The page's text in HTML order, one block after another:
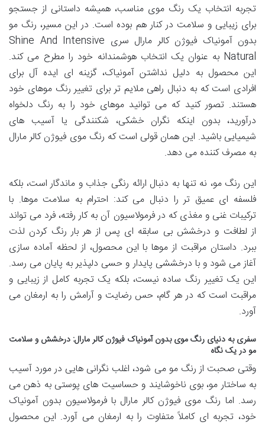
تجربه انتخاب یک رنگ موی مناسب، همیشه داستانی از جستجو
برای زیبایی و سلامت در کنار هم بوده است. در این مسیر، رنگ مو
بدون آمونیاک فیوژن کالر مارال سری Shine And Intensive
Natural به عنوان یک انتخاب هوشمندانه خود را مطرح می کند.
این محصول به دلیل نداشتن آمونیاک، گزینه ای ایده آل برای
افرادی است که به دنبال راهی ملایم تر برای تغییر رنگ موهای خود
هستند. تصور کنید که می توانید موهای خود را به رنگ دلخواه
درآورید، بدون اینکه نگران خشکی، شکنندگی یا آسیب های
شیمیایی باشید. این همان قولی است که رنگ موی فیوژن کالر مارال
به مصرف کننده می دهد.
این رنگ مو، نه تنها به دنبال ارائه رنگی جذاب و ماندگار است، بلکه
فلسفه ای عمیق تر را دنبال می کند: احترام به سلامت موها. با
ترکیبات غنی و مغذی که در فرمولاسیون آن به کار رفته، فرد می تواند
از لطافت و درخشش بی سابقه ای پس از هر بار رنگ کردن لذت
ببرد. داستان مراقبت از موها با این محصول، از لحظه آماده سازی
آغاز می شود و با درخششی پایدار و حسی دلپذیر به پایان می رسد.
این یک تغییر رنگ ساده نیست، بلکه یک تجربه کامل از زیبایی و
مراقبت است که در هر گام، حس رضایت و آرامش را به ارمغان می
آورد.
سفری به دنیای رنگ موی بدون آمونیاک فیوژن کالر مارال: درخشش و سلامت
مو در یک نگاه
وقتی صحبت از رنگ مو می شود، اغلب نگرانی هایی در مورد آسیب
به ساختار مو، بوی ناخوشایند و حساسیت های پوستی به ذهن می
رسد. اما رنگ موی فیوژن کالر مارال با فرمولاسیون بدون آمونیاک
خود، تجربه ای کاملاً متفاوت را به ارمغان می آورد. این محصول